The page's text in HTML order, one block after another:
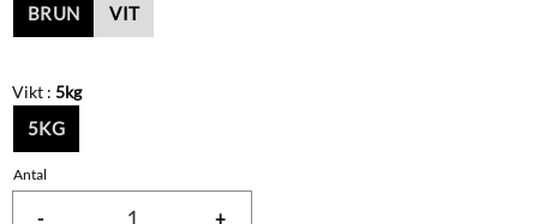
BRUN VIT
Vikt : 5kg
5KG
Antal
+
-